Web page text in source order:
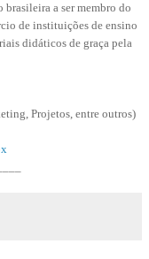
a ser membro do
de instituições de ensino
didáticos de graça pela
Projetos, entre outros)